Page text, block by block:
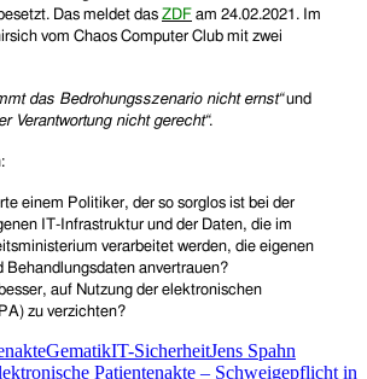
Das meldet das ZDF am 24.02.2021. Im
vom Chaos Computer Club mit zwei
das Bedrohungsszenario nicht ernst“und
Verantwortung nicht gerecht“.
einem Politiker, der so sorglos ist bei der
IT-Infrastruktur und der Daten, die im
verarbeitet werden, die eigenen
Behandlungsdaten anvertrauen?
auf Nutzung der elektronischen
zu verzichten?
GematikIT-SicherheitJens Spahn
Patientenakte – Schweigepflicht in